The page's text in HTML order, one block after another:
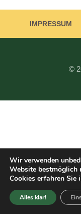
IMPRESSUM
©
Wir verwenden
Website bestmöglich
Cookies erfahren Sie
Alles klar!